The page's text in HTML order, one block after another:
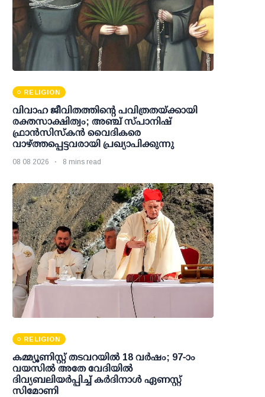
RELIGION
വിവാഹ ജീവിതത്തിന്റെ പവിത്രതയ്ക്കായി
രക്തസാക്ഷിത്വം; അഞ്ച് സ്പാനിഷ്
ഫ്രാന്‍സിസ്‌കന്‍ വൈദികരെ
വാഴ്ത്തപ്പെട്ടവരായി പ്രഖ്യാപിക്കുന്നു
08 08 2026 8 mins read
RELIGION
കമ്മ്യൂണിസ്റ്റ് തടവറയില്‍ 18 വര്‍ഷം; 97-ാം
വയസില്‍ അതേ വേദിയില്‍
ദിവ്യബലിയര്‍പ്പിച്ച് കര്‍ദിനാള്‍ ഏണസ്റ്റ്
സിമോണി